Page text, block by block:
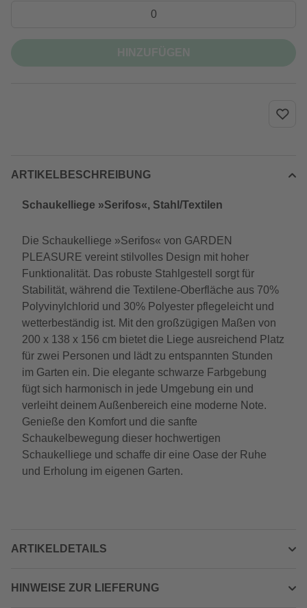
ARTIKELBESCHREIBUNG
Schaukelliege »Serifos«, Stahl/Textilen
Die Schaukelliege »Serifos« von GARDEN
PLEASURE vereint stilvolles Design mit hoher
Funktionalität. Das robuste Stahlgestell sorgt für
Stabilität, während die Textilene-Oberfläche aus 70%
Polyvinylchlorid und 30% Polyester pflegeleicht und
wetterbeständig ist. Mit den großzügigen Maßen von
200 x 138 x 156 cm bietet die Liege ausreichend Platz
für zwei Personen und lädt zu entspannten Stunden
im Garten ein. Die elegante schwarze Farbgebung
fügt sich harmonisch in jede Umgebung ein und
verleiht deinem Außenbereich eine moderne Note.
Genieße den Komfort und die sanfte
Schaukelbewegung dieser hochwertigen
Schaukelliege und schaffe dir eine Oase der Ruhe
und Erholung im eigenen Garten.
ARTIKELDETAILS
HINWEISE ZUR LIEFERUNG